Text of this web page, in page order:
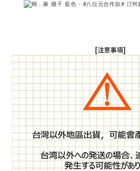
[注意事項]